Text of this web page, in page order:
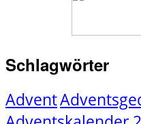
Schlagwörter
Advent